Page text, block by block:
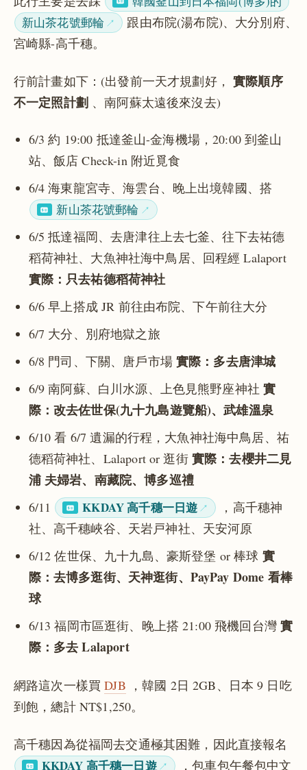
新山茶花號郵輪
跟由布院(湯布院)、大分別府、
宮崎縣-高千穗。
行前計畫如下：(出發前一天才規劃好，實際順序
不一定照計劃、南阿蘇太遠後來沒去)
6/3 約 19:00 抵達釜山-金海機場，20:00 到釜山
站、飯店 Check-in 附近覓食
6/4 海東龍宮寺、海雲台、晚上出境韓國、搭
新山茶花號郵輪
6/5 抵達福岡、去唐津往上去七釜、往下去祐德
稻荷神社、大魚神社海中鳥居、回程經 Lalaport
實際：只去祐德稻荷神社
6/6 早上搭成 JR 前往由布院、下午前往大分
6/7 大分、別府地獄之旅
6/8 門司、下關、唐戶市場 實際：多去唐津城
6/9 南阿蘇、白川水源、上色見熊野座神社實
際：改去佐世保(九十九島遊覽船)、武雄溫泉
6/10 看 6/7 遺漏的行程，大魚神社海中鳥居、祐
德稻荷神社、Lalaport or 逛街 實際：去櫻井二見
浦 夫婦岩、南藏院、博多巡禮
6/11 KKDAY 高千穗一日遊
，高千穗神
社、高千穗峽谷、天岩戸神社、天安河原
6/12 佐世保、九十九島、豪斯登堡 or 棒球 實
際：去博多逛街、天神逛街、PayPay Dome 看棒
球
6/13 福岡市區逛街、晚上搭 21:00 飛機回台灣實
際：多去 Lalaport
網路這次一樣買DJB ，韓國 2日 2GB、日本 9 日吃
到飽，總計 NT$1,250。
高千穗因為從福岡去交通極其困難，因此直接報名
KKDAY 高千穗一日遊
，包車包午餐包中文